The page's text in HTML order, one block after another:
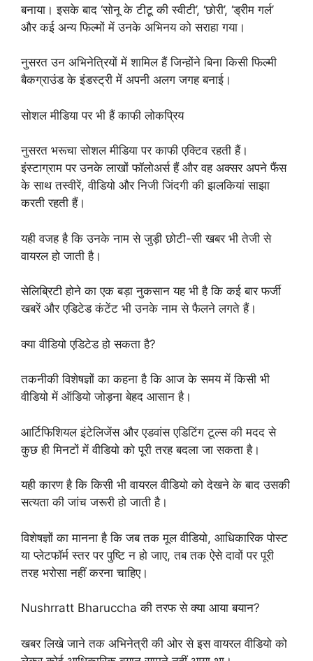
बनाया। इसके बाद ‘सोनू के टीटू की स्वीटी’, ‘छोरी’, ‘ड्रीम गर्ल’
और कई अन्य फिल्मों में उनके अभिनय को सराहा गया।
नुसरत उन अभिनेत्रियों में शामिल हैं जिन्होंने बिना किसी फिल्मी
बैकग्राउंड के इंडस्ट्री में अपनी अलग जगह बनाई।
सोशल मीडिया पर भी हैं काफी लोकप्रिय
नुसरत भरूचा सोशल मीडिया पर काफी एक्टिव रहती हैं।
इंस्टाग्राम पर उनके लाखों फॉलोअर्स हैं और वह अक्सर अपने फैंस
के साथ तस्वीरें, वीडियो और निजी जिंदगी की झलकियां साझा
करती रहती हैं।
यही वजह है कि उनके नाम से जुड़ी छोटी-सी खबर भी तेजी से
वायरल हो जाती है।
सेलिब्रिटी होने का एक बड़ा नुकसान यह भी है कि कई बार फर्जी
खबरें और एडिटेड कंटेंट भी उनके नाम से फैलने लगते हैं।
क्या वीडियो एडिटेड हो सकता है?
तकनीकी विशेषज्ञों का कहना है कि आज के समय में किसी भी
वीडियो में ऑडियो जोड़ना बेहद आसान है।
आर्टिफिशियल इंटेलिजेंस और एडवांस एडिटिंग टूल्स की मदद से
कुछ ही मिनटों में वीडियो को पूरी तरह बदला जा सकता है।
यही कारण है कि किसी भी वायरल वीडियो को देखने के बाद उसकी
सत्यता की जांच जरूरी हो जाती है।
विशेषज्ञों का मानना है कि जब तक मूल वीडियो, आधिकारिक पोस्ट
या प्लेटफॉर्म स्तर पर पुष्टि न हो जाए, तब तक ऐसे दावों पर पूरी
तरह भरोसा नहीं करना चाहिए।
Nushrratt Bharuccha की तरफ से क्या आया बयान?
खबर लिखे जाने तक अभिनेत्री की ओर से इस वायरल वीडियो को